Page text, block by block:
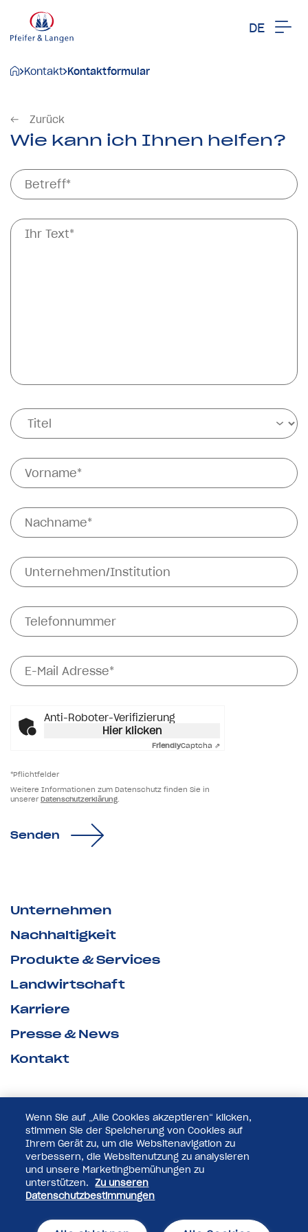
DE
Kontakt Kontaktformular
Zurück
Wie kann ich Ihnen helfen?
Betreff*
Ihr Text*
Titel
Vorname*
Nachname*
Unternehmen/Institution
Telefonnummer
E-Mail Adresse*
Anti-Roboter-Verifizierung
Hier klicken
FriendlyCaptcha ⇗
*Pflichtfelder
Weitere Informationen zum Datenschutz finden Sie in
unserer Datenschutzerklärung
Senden
Unternehmen
Nachhaltigkeit
Produkte & Services
Landwirtschaft
Karriere
Presse & News
Kontakt
© 2025 Pfeifer & Langen GmbH & Co. KG
Wenn Sie auf „Alle Cookies akzeptieren“ klicken,
stimmen Sie der Speicherung von Cookies auf
Ihrem Gerät zu, um die Websitenavigation zu
verbessern, die Websitenutzung zu analysieren
und unsere Marketingbemühungen zu
unterstützen.
Zu unseren
Datenschutzbestimmungen